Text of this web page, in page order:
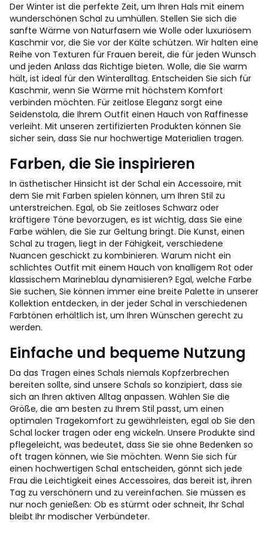
Der Winter ist die perfekte Zeit, um Ihren Hals mit einem
wunderschönen Schal zu umhüllen. Stellen Sie sich die
sanfte Wärme von Naturfasern wie Wolle oder luxuriösem
Kaschmir vor, die Sie vor der Kälte schützen. Wir halten eine
Reihe von Texturen für Frauen bereit, die für jeden Wunsch
und jeden Anlass das Richtige bieten. Wolle, die Sie warm
hält, ist ideal für den Winteralltag. Entscheiden Sie sich für
Kaschmir, wenn Sie Wärme mit höchstem Komfort
verbinden möchten. Für zeitlose Eleganz sorgt eine
Seidenstola, die Ihrem Outfit einen Hauch von Raffinesse
verleiht. Mit unseren zertifizierten Produkten können Sie
sicher sein, dass Sie nur hochwertige Materialien tragen.
Farben, die Sie inspirieren
In ästhetischer Hinsicht ist der Schal ein Accessoire, mit
dem Sie mit Farben spielen können, um Ihren Stil zu
unterstreichen. Egal, ob Sie zeitloses Schwarz oder
kräftigere Töne bevorzugen, es ist wichtig, dass Sie eine
Farbe wählen, die Sie zur Geltung bringt. Die Kunst, einen
Schal zu tragen, liegt in der Fähigkeit, verschiedene
Nuancen geschickt zu kombinieren. Warum nicht ein
schlichtes Outfit mit einem Hauch von knalligem Rot oder
klassischem Marineblau dynamisieren? Egal, welche Farbe
Sie suchen, Sie können immer eine breite Palette in unserer
Kollektion entdecken, in der jeder Schal in verschiedenen
Farbtönen erhältlich ist, um Ihren Wünschen gerecht zu
werden.
Einfache und bequeme Nutzung
Da das Tragen eines Schals niemals Kopfzerbrechen
bereiten sollte, sind unsere Schals so konzipiert, dass sie
sich an Ihren aktiven Alltag anpassen. Wählen Sie die
Größe, die am besten zu Ihrem Stil passt, um einen
optimalen Tragekomfort zu gewährleisten, egal ob Sie den
Schal locker tragen oder eng wickeln. Unsere Produkte sind
pflegeleicht, was bedeutet, dass Sie sie ohne Bedenken so
oft tragen können, wie Sie möchten. Wenn Sie sich für
einen hochwertigen Schal entscheiden, gönnt sich jede
Frau die Leichtigkeit eines Accessoires, das bereit ist, ihren
Tag zu verschönern und zu vereinfachen. Sie müssen es
nur noch genießen: Ob es stürmt oder schneit, Ihr Schal
bleibt Ihr modischer Verbündeter.